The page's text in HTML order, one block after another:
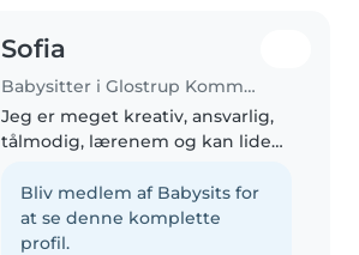
Sofia
Babysitter i Glostrup Kommune
Jeg er meget kreativ, ansvarlig,
tålmodig, lærenem og kan lide
af at tegne og male jeg har 3
søskende så jeg ville sige jeg var
god til tålmodighed..
Bliv medlem af Babysits for
at se denne komplette
profil.